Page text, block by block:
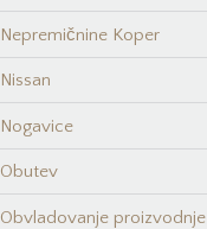
Nepremičnine Koper
Nissan
Nogavice
Obutev
Obvladovanje proizvodnje